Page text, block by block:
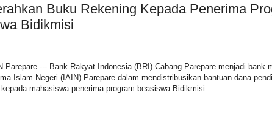
Buku Rekening Kepada Penerima
Bidikmisi
Parepare --- Bank Rakyat Indonesia (BRI) Cabang Parepare menjadi bank
Islam Negeri (IAIN) Parepare dalam mendistribusikan bantuan dana
mahasiswa penerima program beasiswa Bidikmisi.